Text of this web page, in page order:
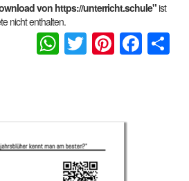
von https://unterricht.schule"ist
nicht enthalten.
WhatsApp
Twitter